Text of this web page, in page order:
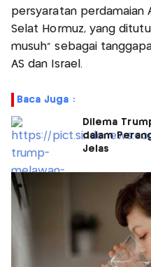
persyaratan perdamaian
Selat Hormuz, yang
musuh" sebagai
AS dan Israel.
Baca Juga :
Dilema
dalam
Jelas